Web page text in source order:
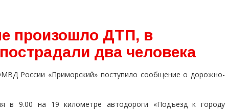
произошло ДТП, в
два человека
России «Приморский» поступило сообщение о дорожно-
в 9.00 на 19 километре автодороги «Подъезд к городу